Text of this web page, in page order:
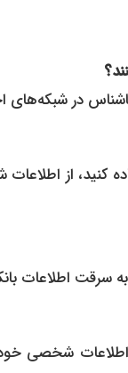
در شبکه‌های
کنید، از
سرقت اطلاعات
اطلاعات شخصی